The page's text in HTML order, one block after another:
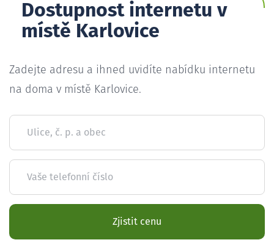
Dostupnost internetu v
místě Karlovice
Zadejte adresu a ihned uvidíte nabídku internetu
na doma v místě Karlovice.
Ulice, č. p. a obec
Vaše telefonní číslo
Zjistit cenu